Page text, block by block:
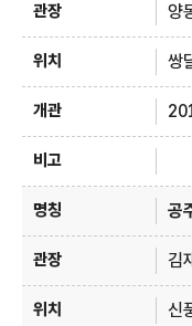
양
쌍
공
김
신